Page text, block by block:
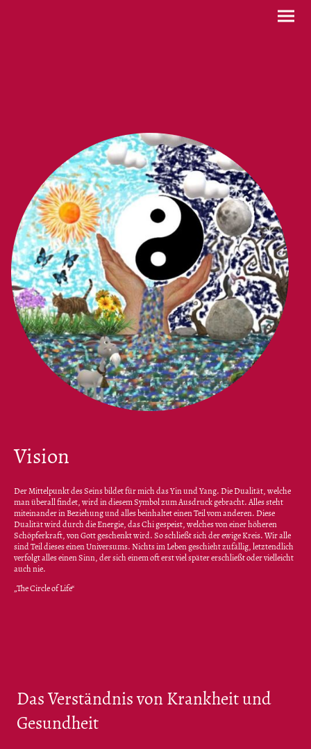
Vision
Der Mittelpunkt des Seins bildet für mich das Yin und Yang. Die Dualität, welche
man überall findet, wird in diesem Symbol zum Ausdruck gebracht. Alles steht
miteinander in Beziehung und alles beinhaltet einen Teil vom anderen. Diese
Dualität wird durch die Energie, das Chi gespeist, welches von einer höheren
Schöpferkraft, von Gott geschenkt wird. So schließt sich der ewige Kreis. Wir alle
sind Teil dieses einen Universums. Nichts im Leben geschieht zufällig, letztendlich
verfolgt alles einen Sinn, der sich einem oft erst viel später erschließt oder vielleicht
auch nie.
„The Circle of Life“
Das Verständnis von Krankheit und
Gesundheit